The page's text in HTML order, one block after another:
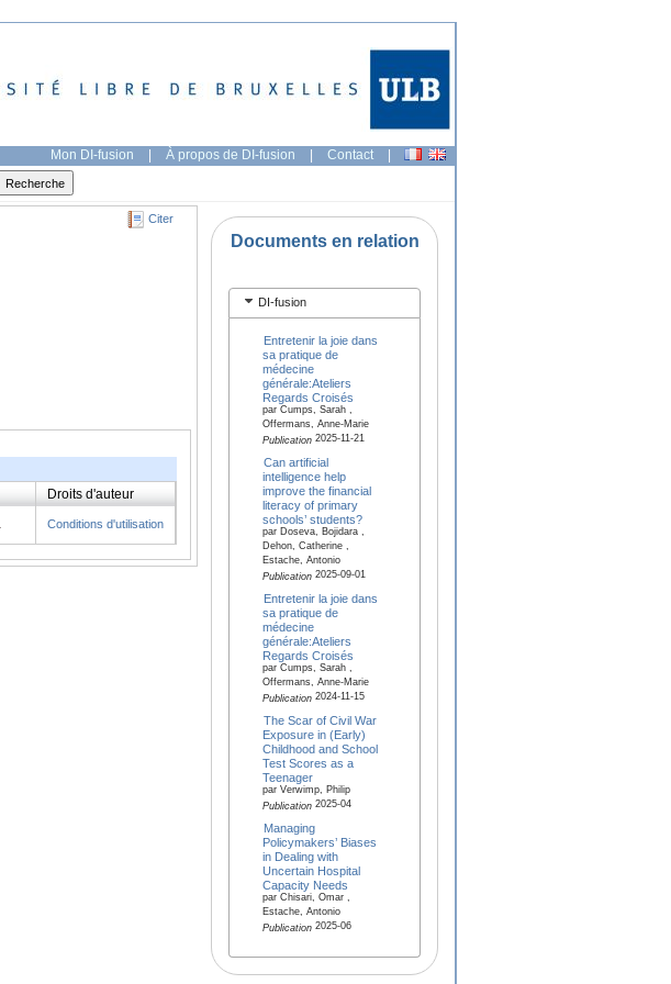
Mon DI-fusion | À propos de DI-fusion | Contact |
Citer
Droits d'auteur
Conditions d'utilisation
Documents en relation
DI-fusion
Entretenir la joie dans
sa pratique de
médecine
générale:Ateliers
Regards Croisés
par Cumps, Sarah ,
Offermans, Anne-Marie
Publication2025-11-21
Can artificial
intelligence help
improve the financial
literacy of primary
schools’ students?
par Doseva, Bojidara ,
Dehon, Catherine ,
Estache, Antonio
Publication2025-09-01
Entretenir la joie dans
sa pratique de
médecine
générale:Ateliers
Regards Croisés
par Cumps, Sarah ,
Offermans, Anne-Marie
Publication2024-11-15
The Scar of Civil War
Exposure in (Early)
Childhood and School
Test Scores as a
Teenager
par Verwimp, Philip
Publication2025-04
Managing
Policymakers’ Biases
in Dealing with
Uncertain Hospital
Capacity Needs
par Chisari, Omar ,
Estache, Antonio
Publication2025-06